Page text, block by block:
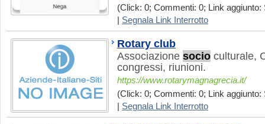
(Click: 0; Commenti: 0; Link aggiunto:
Segnala Link Interrotto
Rotary club
Associazione socio culturale,
congressi, riunioni.
https://www.rotarymagnagrecia.it/
(Click: 0; Commenti: 0; Link aggiunto:
Segnala Link Interrotto